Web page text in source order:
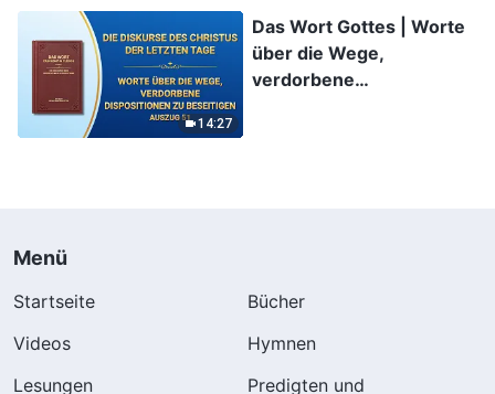
14:27
Das Wort Gottes | Worte
über die Wege,
verdorbene
Menü
Startseite
Bücher
Videos
Hymnen
Lesungen
Predigten und